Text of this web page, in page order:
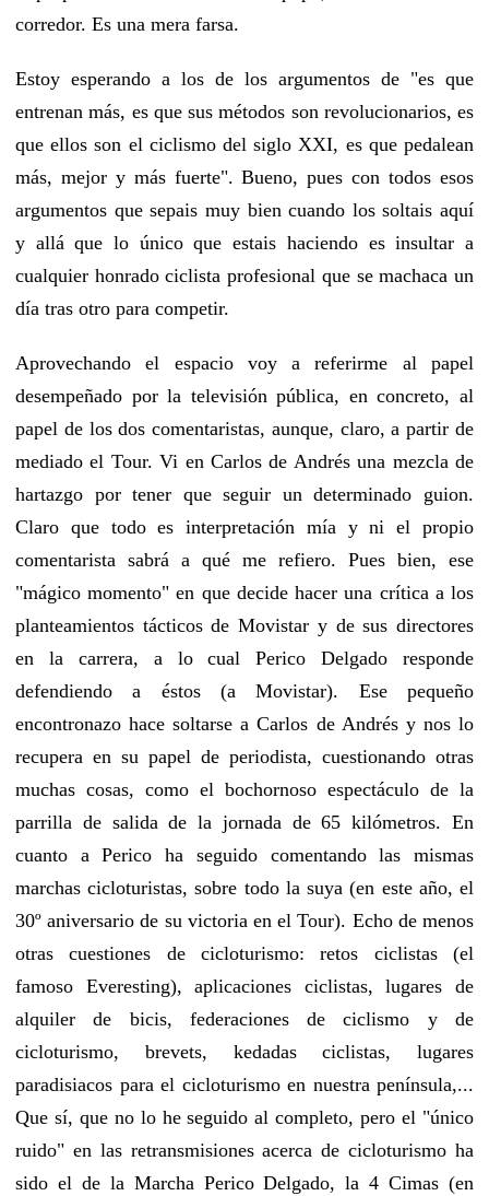
corredor. Es una mera farsa.
Estoy esperando a los de los argumentos de "es que
entrenan más, es que sus métodos son revolucionarios, es
que ellos son el ciclismo del siglo XXI, es que pedalean
más, mejor y más fuerte". Bueno, pues con todos esos
argumentos que sepais muy bien cuando los soltais aquí
y allá que lo único que estais haciendo es insultar a
cualquier honrado ciclista profesional que se machaca un
día tras otro para competir.
Aprovechando el espacio voy a referirme al papel
desempeñado por la televisión pública, en concreto, al
papel de los dos comentaristas, aunque, claro, a partir de
mediado el Tour. Vi en Carlos de Andrés una mezcla de
hartazgo por tener que seguir un determinado guion.
Claro que todo es interpretación mía y ni el propio
comentarista sabrá a qué me refiero. Pues bien, ese
"mágico momento" en que decide hacer una crítica a los
planteamientos tácticos de Movistar y de sus directores
en la carrera, a lo cual Perico Delgado responde
defendiendo a éstos (a Movistar). Ese pequeño
encontronazo hace soltarse a Carlos de Andrés y nos lo
recupera en su papel de periodista, cuestionando otras
muchas cosas, como el bochornoso espectáculo de la
parrilla de salida de la jornada de 65 kilómetros. En
cuanto a Perico ha seguido comentando las mismas
marchas cicloturistas, sobre todo la suya (en este año, el
30º aniversario de su victoria en el Tour). Echo de menos
otras cuestiones de cicloturismo: retos ciclistas (el
famoso Everesting), aplicaciones ciclistas, lugares de
alquiler de bicis, federaciones de ciclismo y de
cicloturismo, brevets, kedadas ciclistas, lugares
paradisiacos para el cicloturismo en nuestra península,...
Que sí, que no lo he seguido al completo, pero el "único
ruido" en las retransmisiones acerca de cicloturismo ha
sido el de la Marcha Perico Delgado, la 4 Cimas (en